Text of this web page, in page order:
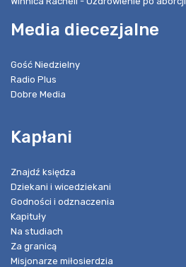
Media diecezjalne
Gość Niedzielny
Radio Plus
Dobre Media
Kapłani
Znajdź księdza
Dziekani i wicedziekani
Godności i odznaczenia
Kapituły
Na studiach
Za granicą
Misjonarze miłosierdzia